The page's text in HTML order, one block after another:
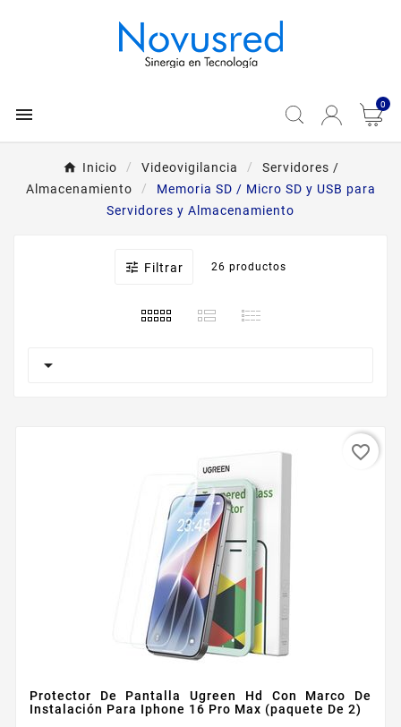
 0
Inicio Videovigilancia
Servidores /
Almacenamiento
Memoria SD / Micro SD y USB para
Servidores y Almacenamiento
 Filtrar 26 productos

Protector De Pantalla Ugreen Hd Con Marco De
Instalación Para Iphone 16 Pro Max (paquete De 2)
favorite_border